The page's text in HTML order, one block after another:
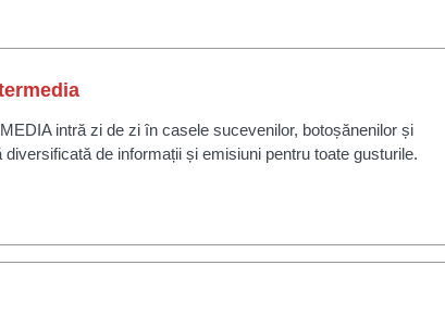
intră zi de zi în casele sucevenilor, botoșănenilor și
diversificată de informații și emisiuni pentru toate gusturile.